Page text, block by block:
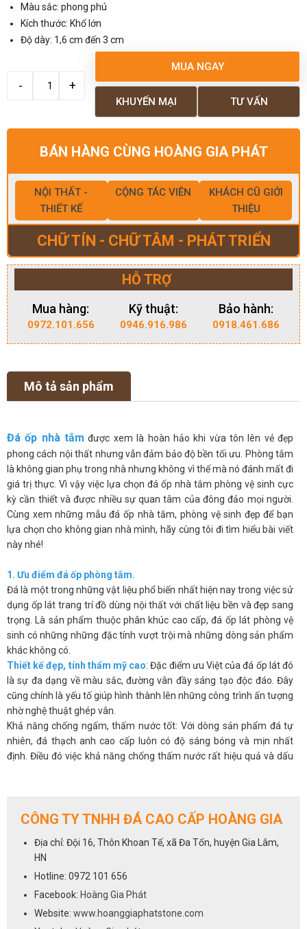
Màu sắc: phong phú
Kích thước: Khổ lớn
Độ dày: 1,6 cm đến 3 cm
MUA NGAY
TƯ VẤN
KHUYẾN MẠI
BÁN HÀNG CÙNG HOÀNG GIA PHÁT
NỘI THẤT -
THIẾT KẾ
CỘNG TÁC VIÊN
KHÁCH CŨ GIỚI
THIỆU
CHỮ TÍN - CHỮ TÂM - PHÁT TRIỂN
HỖ TRỢ
Mua hàng:
0972.101.656
Kỹ thuật:
0946.916.986
Bảo hành:
0918.461.686
Mô tả sản phẩm
Đá ốp nhà tắm được xem là hoàn hảo khi vừa tôn lên vẻ đẹp
phong cách nội thất nhưng vẫn đảm bảo độ bền tối ưu. Phòng tắm
là không gian phụ trong nhà nhưng không vì thế mà nó đánh mất đi
giá trị thực. Vì vậy việc lựa chọn đá ốp nhà tắm phòng vệ sinh cực
kỳ cần thiết và được nhiều sự quan tâm của đông đảo mọi người.
Cùng xem những mẫu đá ốp nhà tắm, phòng vệ sinh đẹp để bạn
lựa chọn cho không gian nhà mình, hãy cùng tôi đi tìm hiểu bài viết
này nhé!
1. Ưu điểm đá ốp phòng tắm.
Đá là một trong những vật liệu phổ biến nhất hiện nay trong việc sử
dụng ốp lát trang trí đồ dùng nội thất với chất liệu bền và đẹp sang
trọng. Là sản phẩm thuộc phân khúc cao cấp, đá ốp lát phòng vệ
sinh có những những đặc tính vượt trội mà những dòng sản phẩm
khác không có.
Thiết kế đẹp, tính thẩm mỹ cao: Đặc điểm ưu Việt của đá ốp lát đó
là sự đa dạng về màu sắc, đường vân đầy sáng tạo độc đáo. Đây
cũng chính là yếu tố giúp hình thành lên những công trình ấn tượng
nhờ nghệ thuật ghép vân.
Khả năng chống ngấm, thấm nước tốt: Với dòng sản phẩm đá tự
nhiên, đá thạch anh cao cấp luôn có độ sáng bóng và mịn nhất
định. Điều đó việc khả năng chống thấm nước rất hiệu quả và dấu
việc xảy ra hiện tượng vi khuẩn trên mặt đá là không có. Việc sử
giải pháp đơn giản giúp bạn không còn phải lo việc tích tụ vi khuẩn,
ố màu, rong rêu,… như chất liệu khác.
Vệ sinh dễ dàng: Một trong những yêu cầu đặc biệt của ốp đá nhà
tắm là khả năng chống thấm nước rất tốt và dễ dàng vệ sinh. Đối
với các dòng đá tự nhiên, đá nhân tạo gốc thạch anh bạn hoàn
toàn có thể yên tâm về độ bền đẹp, khả năng chống thấm. Tuy
CÔNG TY TNHH ĐÁ CAO CẤP HOÀNG GIA
Địa chỉ: Đội 16, Thôn Khoan Tế, xã Đa Tốn, huyện Gia Lâm,
HN
Hotline: 0972 101 656
Facebook: Hoàng Gia Phát
Website: www.hoanggiaphatstone.com